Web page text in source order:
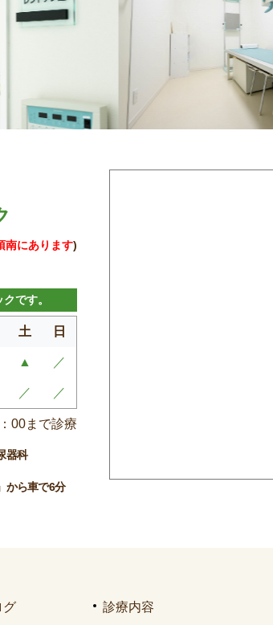
南にあります)
です。
土 日
▲ ／
／ ／
00まで診療
器科
から車で6分
グ 診療内容